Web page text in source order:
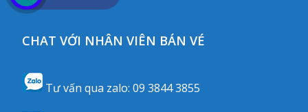
CHAT VỚI NHÂN VIÊN BÁN VÉ
Tư vấn qua zalo:09 3844 3855